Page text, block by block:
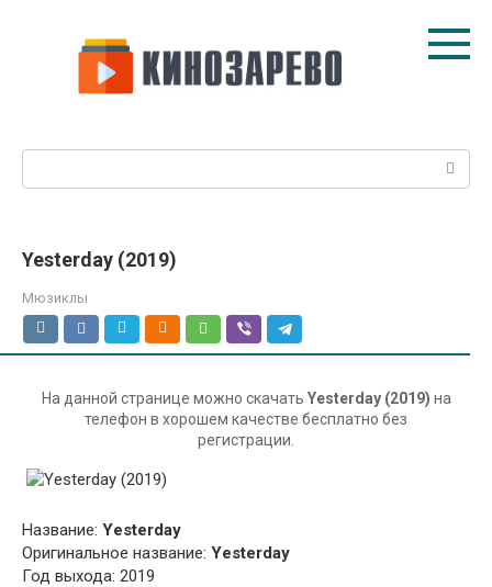
Yesterday (2019)
Мюзиклы
На данной странице можно скачать Yesterday (2019) на
телефон в хорошем качестве бесплатно без
регистрации.
Название: Yesterday
Оригинальное название: Yesterday
Год выхода: 2019